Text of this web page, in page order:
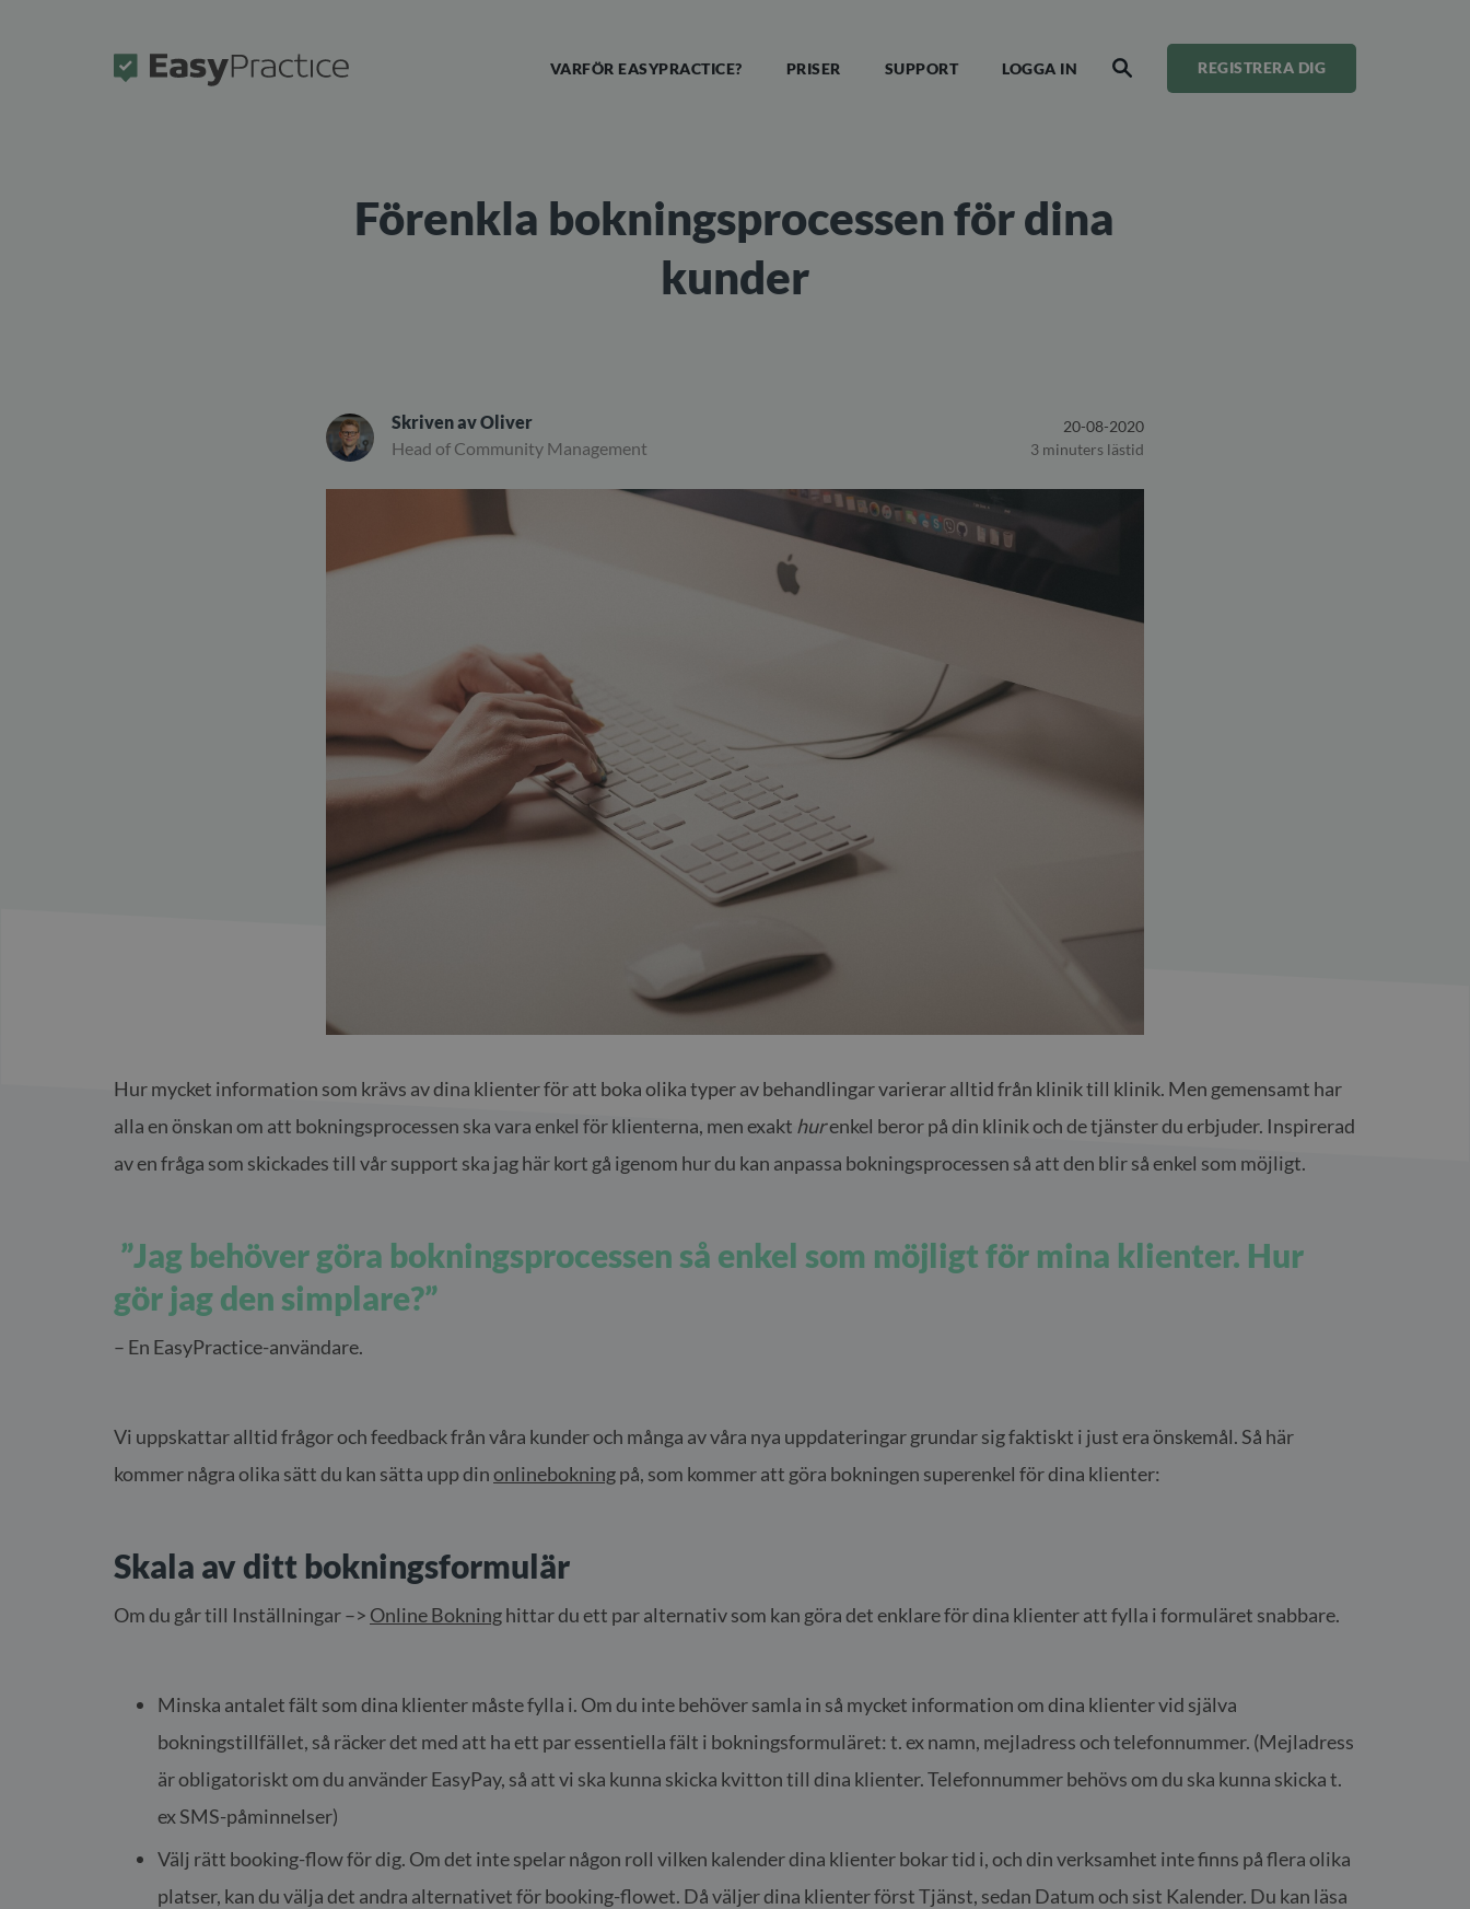
Framsida VARFÖR EASYPRACTICE? PRISER SUPPORT
LOGGA IN
REGISTRERA DIG
Förenkla bokningsprocessen för dina
kunder
Skriven avOliver
Head of Community Management
20-08-2020
3 minuters lästid
Hur mycket information som krävs av dina klienter för att boka olika typer av behandlingar varierar alltid från klinik till klinik. Men gemensamt har
alla en önskan om att bokningsprocessen ska vara enkel för klienterna, men exakt hurenkel beror på din klinik och de tjänster du erbjuder. Inspirerad
av en fråga som skickades till vår support ska jag här kort gå igenom hur du kan anpassa bokningsprocessen så att den blir så enkel som möjligt.
”Jag behöver göra bokningsprocessen så enkel som möjligt för mina klienter. Hur
gör jag den simplare?”
– En EasyPractice-användare.
Vi uppskattar alltid frågor och feedback från våra kunder och många av våra nya uppdateringar grundar sig faktiskt i just era önskemål. Så här
kommer några olika sätt du kan sätta upp dinonlinebokningpå, som kommer att göra bokningen superenkel för dina klienter:
Skala av ditt bokningsformulär
Om du går till Inställningar –> Online Bokninghittar du ett par alternativ som kan göra det enklare för dina klienter att fylla i formuläret snabbare.
Minska antalet fält som dina klienter måste fylla i. Om du inte behöver samla in så mycket information om dina klienter vid själva
bokningstillfället, så räcker det med att ha ett par essentiella fält i bokningsformuläret: t. ex namn, mejladress och telefonnummer. (Mejladress
är obligatoriskt om du använder EasyPay, så att vi ska kunna skicka kvitton till dina klienter. Telefonnummer behövs om du ska kunna skicka t.
ex SMS-påminnelser)
Välj rätt booking-flow för dig. Om det inte spelar någon roll vilken kalender dina klienter bokar tid i, och din verksamhet inte finns på flera olika
platser, kan du välja det andra alternativet för booking-flowet. Då väljer dina klienter först Tjänst, sedan Datum och sist Kalender. Du kan läsa